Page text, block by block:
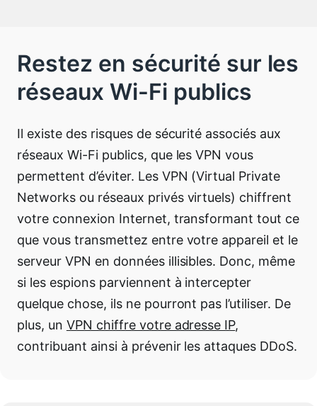
Restez en sécurité sur les
réseaux Wi-Fi publics
Il existe des risques de sécurité associés aux
réseaux Wi-Fi publics, que les VPN vous
permettent d’éviter. Les VPN (Virtual Private
Networks ou réseaux privés virtuels) chiffrent
votre connexion Internet, transformant tout ce
que vous transmettez entre votre appareil et le
serveur VPN en données illisibles. Donc, même
si les espions parviennent à intercepter
quelque chose, ils ne pourront pas l’utiliser. De
plus, un VPN chiffre votre adresse IP,
contribuant ainsi à prévenir les attaques DDoS.